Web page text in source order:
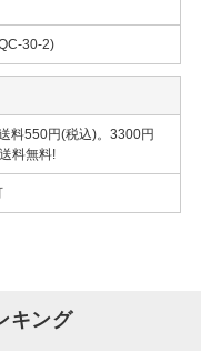
30-2)
料550円(税込)。3300円
料無料!
キング